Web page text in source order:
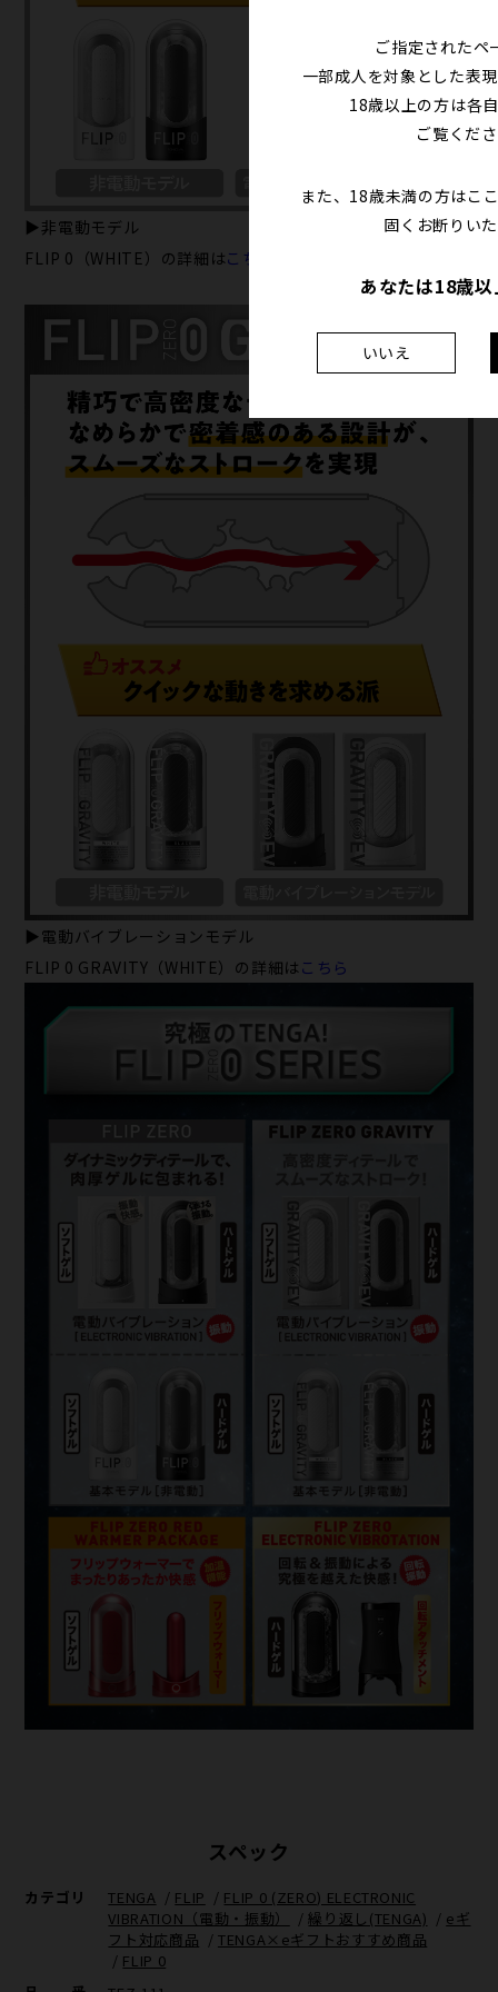
▶非電動モデル
FLIP 0（WHITE）の詳細はこちら
▶電動バイブレーションモデル
FLIP 0 GRAVITY（WHITE）の詳細は こちら
スペック
カテゴリ TENGA / FLIP / FLIP 0 (ZERO) ELECTRONIC
VIBRATION（電動・振動）
/繰り返し(TENGA) / eギ
フト対応商品 / TENGA×eギフトおすすめ商品
/ FLIP 0
ご指定されたペ
一部成人を対象とした表
18歳以上の方は各
ご覧くだ
また、18歳未満の方はこ
固くお断りい
あなたは18歳
いいえ